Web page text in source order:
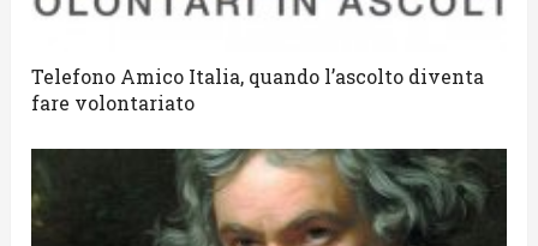
Telefono Amico Italia, quando l’ascolto diventa
fare volontariato